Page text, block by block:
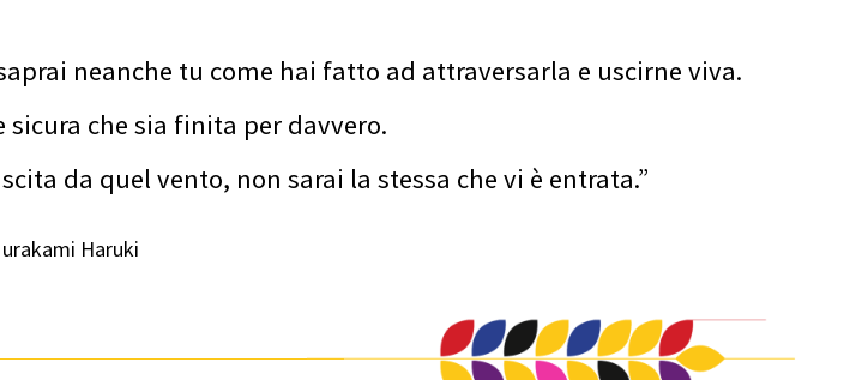
neanche tu come hai fatto ad attraversarla e uscirne viva.
sicura che sia finita per davvero.
da quel vento, non sarai la stessa che vi è entrata.”
Haruki